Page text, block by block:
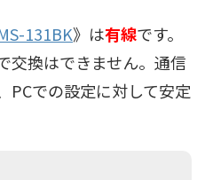
131BK》は有線です。
交換はできません。通信
PCでの設定に対して安定